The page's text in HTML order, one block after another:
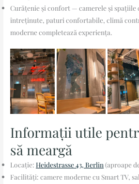
Curățenie și confort — camerele și spațiile
întreținute, paturi confortabile, climă
moderne completează experiența.
Informații utile
să meargă
Locație:Heidestrasse 43, Berlin (aproape
Facilități: camere moderne cu Smart TV,